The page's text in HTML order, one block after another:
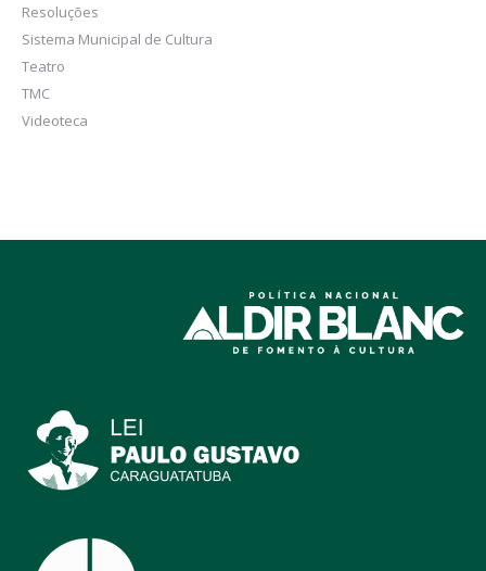
Resoluções
Sistema Municipal de Cultura
Teatro
TMC
Videoteca